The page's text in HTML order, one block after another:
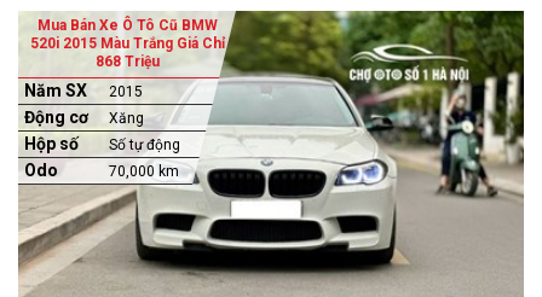
Mua Bán Xe Ô Tô Cũ BMW
520i 2015 Màu Trắng Giá Chỉ
868 Triệu
Năm SX 2015
Động cơ Xăng
Hộp số Số tự động
Odo 70,000 km